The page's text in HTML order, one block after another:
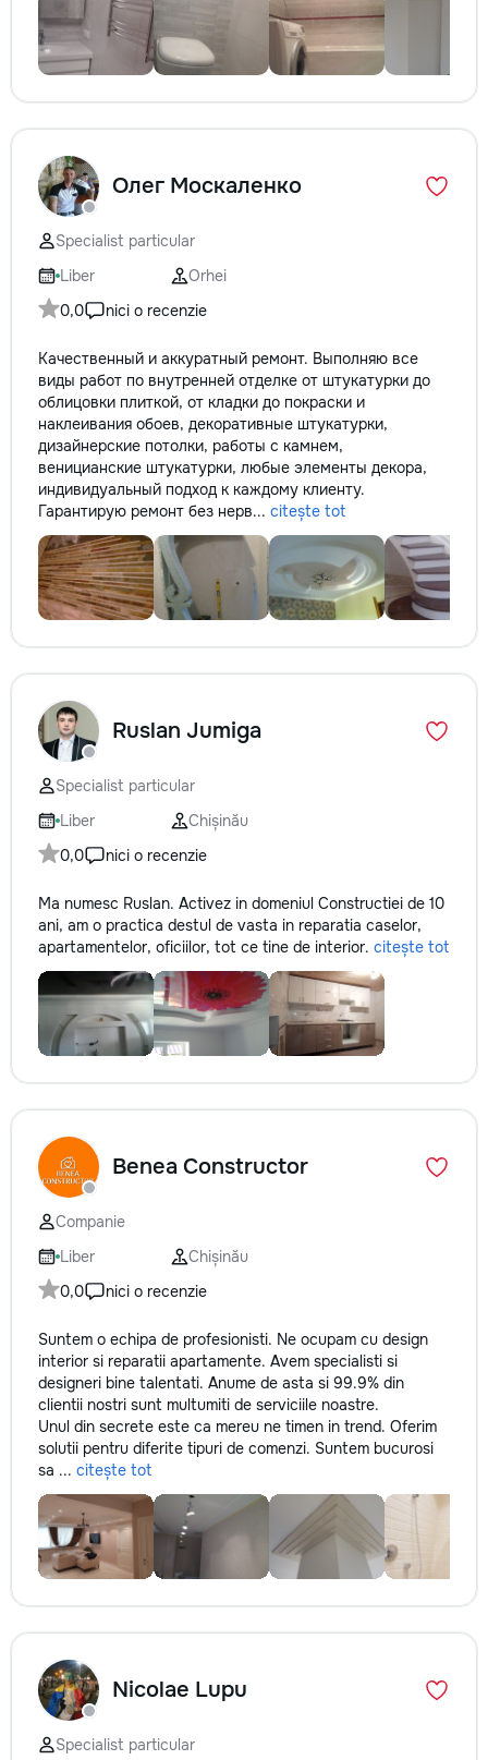
Олег Москаленко
Specialist particular
Liber
Orhei
0,0
nici o recenzie
Качественный и аккуратный ремонт. Выполняю все
виды работ по внутренней отделке от штукатурки до
облицовки плиткой, от кладки до покраски и
наклеивания обоев, декоративные штукатурки,
дизайнерские потолки, работы с камнем,
веницианские штукатурки, любые элементы декора,
индивидуальный подход к каждому клиенту.
Гарантирую ремонт без нерв... citește tot
Ruslan Jumiga
Specialist particular
Liber
Chișinău
0,0
nici o recenzie
Ma numesc Ruslan. Activez in domeniul Constructiei de 10
ani, am o practica destul de vasta in reparatia caselor,
apartamentelor, oficiilor, tot ce tine de interior. citește tot
Benea Constructor
Companie
Liber
Chișinău
0,0
nici o recenzie
Suntem o echipa de profesionisti. Ne ocupam cu design
interior si reparatii apartamente. Avem specialisti si
designeri bine talentati. Anume de asta si 99.9% din
clientii nostri sunt multumiti de serviciile noastre.
Unul din secrete este ca mereu ne timen in trend. Oferim
solutii pentru diferite tipuri de comenzi. Suntem bucurosi
sa ... citește tot
Nicolae Lupu
Specialist particular